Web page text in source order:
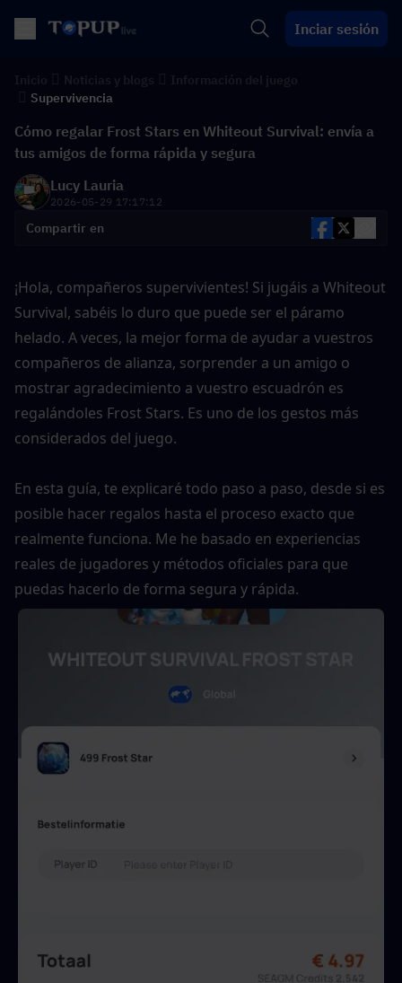
Inciar sesión
Supervivencia
Cómo regalar Frost Stars en Whiteout Survival: envía a
tus amigos de forma rápida y segura
Lucy Lauria
2026-05-29 17:17:12
Compartir en
¡Hola, compañeros supervivientes! Si jugáis a Whiteout
Survival, sabéis lo duro que puede ser el páramo
helado. A veces, la mejor forma de ayudar a vuestros
compañeros de alianza, sorprender a un amigo o
mostrar agradecimiento a vuestro escuadrón es
regalándoles Frost Stars. Es uno de los gestos más
considerados del juego.
En esta guía, te explicaré todo paso a paso, desde si es
posible hacer regalos hasta el proceso exacto que
realmente funciona. Me he basado en experiencias
reales de jugadores y métodos oficiales para que
puedas hacerlo de forma segura y rápida.